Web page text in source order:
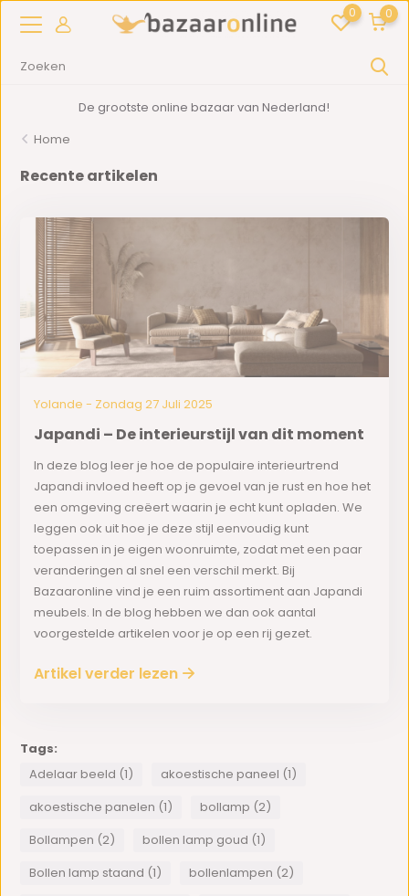
0 0
De grootste online bazaar van Nederland!
Home
Recente artikelen
Yolande - Zondag 27 Juli 2025
Japandi – De interieurstijl van dit moment
In deze blog leer je hoe de populaire interieurtrend
Japandi invloed heeft op je gevoel van je rust en hoe het
een omgeving creëert waarin je echt kunt opladen. We
leggen ook uit hoe je deze stijl eenvoudig kunt
toepassen in je eigen woonruimte, zodat met een paar
veranderingen al snel een verschil merkt. Bij
Bazaaronline vind je een ruim assortiment aan Japandi
meubels. In de blog hebben we dan ook aantal
voorgestelde artikelen voor je op een rij gezet.
Artikel verder lezen
Tags:
Adelaar beeld (1)
akoestische paneel (1)
akoestische panelen (1)
bollamp (2)
Bollampen (2)
bollen lamp goud (1)
Bollen lamp staand (1)
bollenlampen (2)